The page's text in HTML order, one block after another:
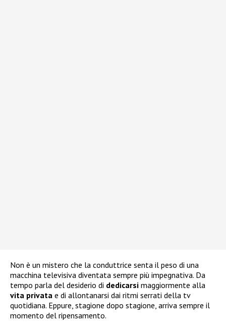
Non è un mistero che la conduttrice senta il peso di una
macchina televisiva diventata sempre più impegnativa. Da
tempo parla del desiderio di dedicarsi maggiormente alla
vita privata e di allontanarsi dai ritmi serrati della tv
quotidiana. Eppure, stagione dopo stagione, arriva sempre il
momento del ripensamento.